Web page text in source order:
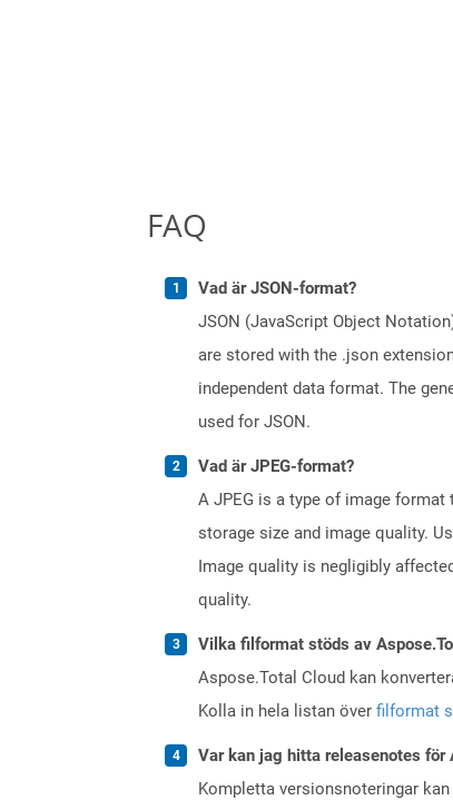
FAQ
Vad är JSON-format?
JSON (JavaScript Object
are stored with the .json
independent data format. The
used for JSON.
Vad är JPEG-format?
A JPEG is a type of image
storage size and image quality.
Image quality is negligibly
quality.
Vilka filformat stöds av
Aspose.Total Cloud kan
Kolla in hela listan över filformat
Var kan jag hitta releasenotes för
Kompletta versionsnoteringar kan